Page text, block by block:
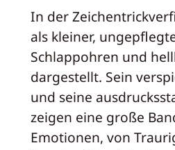
In der
als kleiner,
Schlappohren und
dargestellt. Sein
und seine
zeigen eine große
Emotionen, von